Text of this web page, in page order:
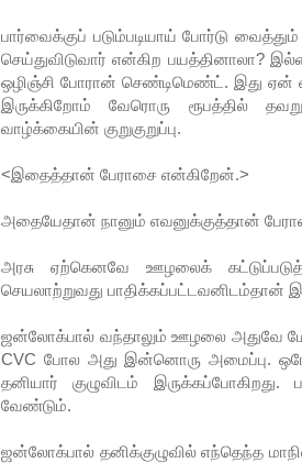
பார்வைக்குப் படும்படியாய் போர்டு
செய்துவிடுவார் என்கிற பயத்தினாலா?
ஒழிஞ்சி போரான் செண்டிமெண்ட். இது
இருக்கிறோம் வேரொரு ரூபத்தில்
வாழ்க்கையின் குறுகுறுப்பு.
<இதைத்தான் பேராசை என்கிறேன்.>
அதையேதான் நானும் எவனுக்குத்தான்
அரசு ஏற்கெனவே ஊழலைக்
செயலாற்றுவது பாதிக்கப்பட்டவனிடம்தான்
ஜன்லோக்பால் வந்தாலும் ஊழலை அதுவே
CVC போல அது இன்னொரு அமைப்பு.
தனியார் குழுவிடம்
வேண்டும்.
ஜன்லோக்பால் தனிக்குழுவில் எந்தெந்த